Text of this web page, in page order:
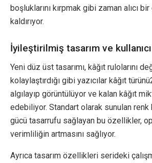
boşluklarını kırpmak gibi zaman alıcı
kaldırıyor.
İyileştirilmiş tasarım ve
Yeni düz üst tasarımı, kâğıt rulolarını
kolaylaştırdığı gibi yazıcılar kâğıt
algılayıp görüntülüyor ve kalan kâğıt
edebiliyor. Standart olarak sunulan
gücü tasarrufu sağlayan bu özellikler,
verimliliğin artmasını sağlıyor.
Ayrıca tasarım özellikleri serideki